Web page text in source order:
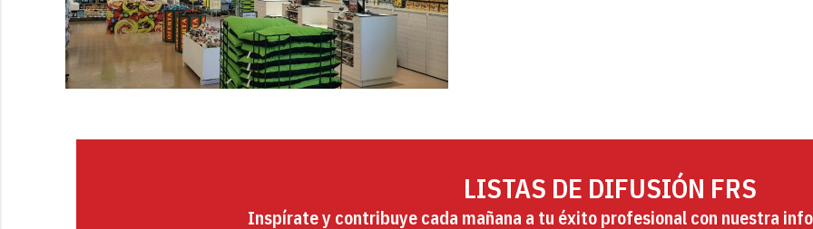
LISTAS DE DIFUSIÓN FRS
Inspírate y contribuye cada mañana a tu éxito profesional con nuestra